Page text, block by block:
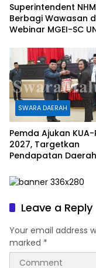
Superintendent NHM
Berbagi Wawasan
Webinar MGEI-SC
SWARA DAERAH
Pemda Ajukan KUA-
2027, Targetkan
Pendapatan
Leave a Reply
Your email address
marked *